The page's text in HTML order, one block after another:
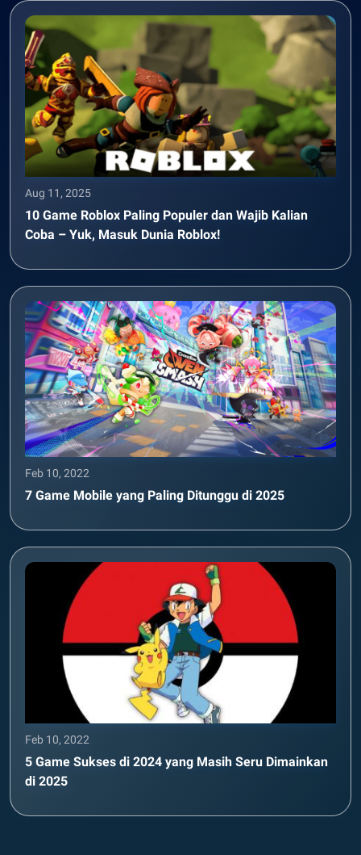
Aug 11, 2025
10 Game Roblox Paling Populer dan Wajib Kalian
Coba – Yuk, Masuk Dunia Roblox!
Feb 10, 2022
7 Game Mobile yang Paling Ditunggu di 2025
Feb 10, 2022
5 Game Sukses di 2024 yang Masih Seru Dimainkan
di 2025